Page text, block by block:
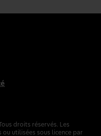
droits réservés. Les
ou utilisées sous licence par